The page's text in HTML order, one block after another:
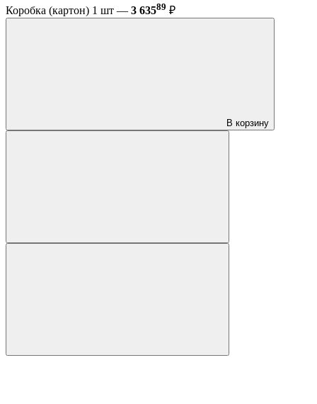
Коробка (картон) 1 шт — 3 63589 ₽
В корзину